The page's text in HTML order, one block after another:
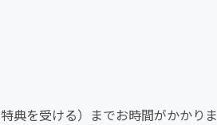
典を受ける）までお時間がかかりま